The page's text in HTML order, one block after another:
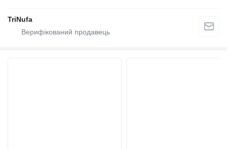
TriNufa